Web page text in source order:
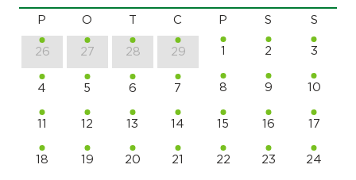
P O C P S S
26 27 28 29 1 2 3
4 5 6 7 8 9 10
11 12 13 14 15 16 17
18 19 20 21 22 23 24